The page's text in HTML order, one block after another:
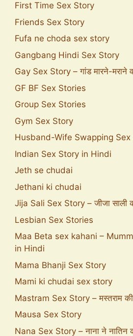
First Time Sex Story
Friends Sex Story
Fufa ne choda sex story
Gangbang Hindi Sex Story
Gay Sex Story – गांड मारने-मराने
GF BF Sex Stories
Group Sex Stories
Gym Sex Story
Husband-Wife Swapping Sex
Indian Sex Story in Hindi
Jeth se chudai
Jethani ki chudai
Jija Sali Sex Story – जीजा साली
Lesbian Sex Stories
Maa Beta sex kahani –
in Hindi
Mama Bhanji Sex Story
Mami ki chudai sex story
Mastram Sex Story – मस्तराम की
Mausa Sex Story
Nana Sex Story – नाना ने नातिन